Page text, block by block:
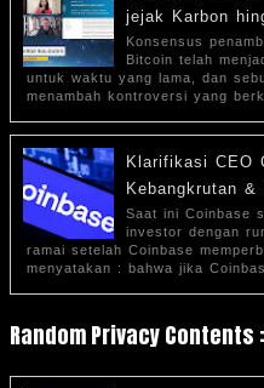
jejak Karbon
Konsensus
Bitcoin telah
untuk waktu yang lama, dan
menambah kontroversi yang
Klarifikasi CEO
Kebangkrutan &
Saat ini Coinbase
investor dengan
ramai setelah Coinbase
menyatakan : bahwa jika
Random Privacy Contents :